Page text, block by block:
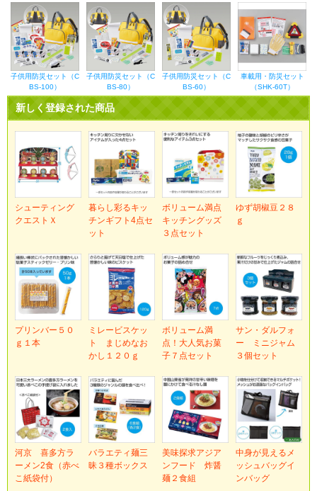
子供用防災セット（C
BS-100）
子供用防災セット（C
BS-80）
子供用防災セット（C
BS-60）
車載用・防災セット
（SHK-60T）
新しく登録された商品
シューティング
クエストＸ
暮らし彩るキッ
チンギフト4点セ
ット
ボリューム満点
キッチングッズ
３点セット
ゆず胡椒豆２８
ｇ
プリンバー５０
ｇ１本
ミレービスケッ
ト まじめなお
かし１２０ｇ
ボリューム満
点！大人気お菓
子７点セット
サン・ダルフォ
ー ミニジャム
３個セット
河京 喜多方ラ
ーメン2食（赤べ
こ紙袋付）
バラエティ麺三
昧３種ボックス
美味探求アジア
ンフード 炸醤
麺２食組
中身が見えるメ
ッシュバッグイ
ンバッグ